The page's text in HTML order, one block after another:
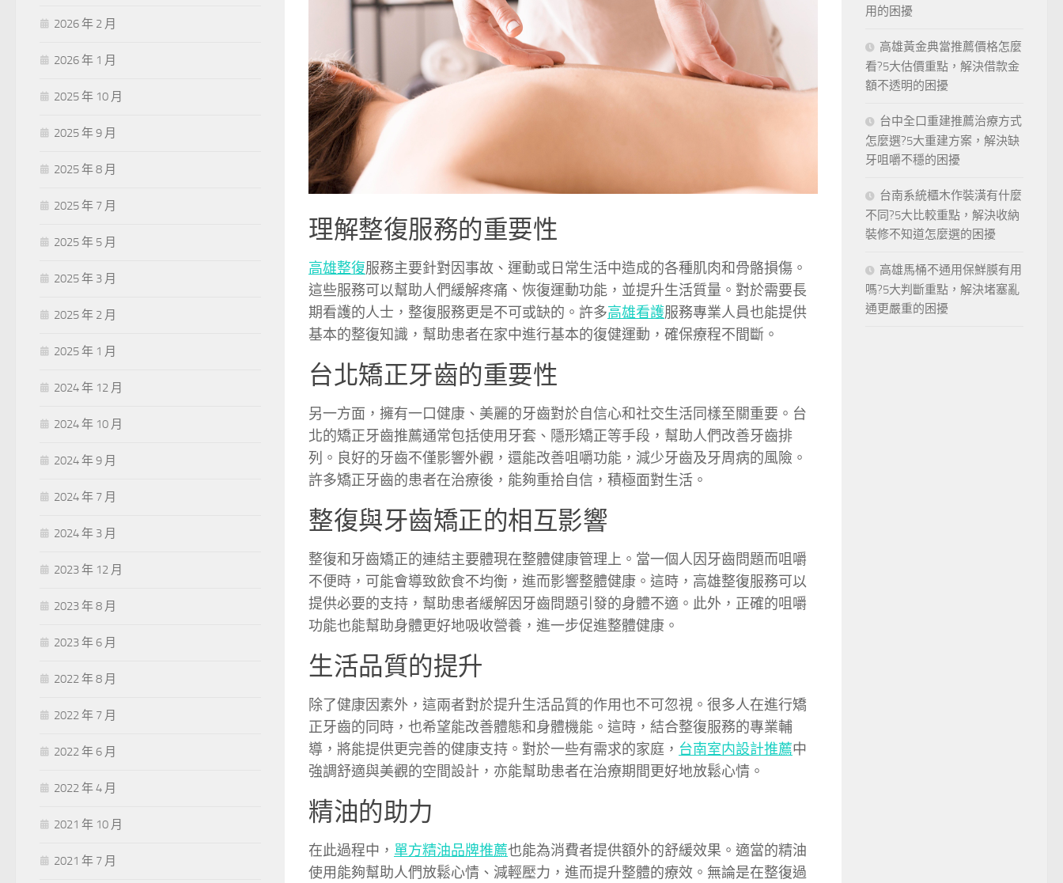
理解整復服務的重要性
高雄整復服務主要針對因事故、運動或日常生活中造成的各種肌肉和骨骼損傷。
這些服務可以幫助人們緩解疼痛、恢復運動功能，並提升生活質量。對於需要長
期看護的人士，整復服務更是不可或缺的。許多高雄看護服務專業人員也能提供
基本的整復知識，幫助患者在家中進行基本的復健運動，確保療程不間斷。
台北矯正牙齒的重要性
另一方面，擁有一口健康、美麗的牙齒對於自信心和社交生活同樣至關重要。台
北的矯正牙齒推薦通常包括使用牙套、隱形矯正等手段，幫助人們改善牙齒排
列。良好的牙齒不僅影響外觀，還能改善咀嚼功能，減少牙齒及牙周病的風險。
許多矯正牙齒的患者在治療後，能夠重拾自信，積極面對生活。
整復與牙齒矯正的相互影響
整復和牙齒矯正的連結主要體現在整體健康管理上。當一個人因牙齒問題而咀嚼
不便時，可能會導致飲食不均衡，進而影響整體健康。這時，高雄整復服務可以
提供必要的支持，幫助患者緩解因牙齒問題引發的身體不適。此外，正確的咀嚼
功能也能幫助身體更好地吸收營養，進一步促進整體健康。
生活品質的提升
除了健康因素外，這兩者對於提升生活品質的作用也不可忽視。很多人在進行矯
正牙齒的同時，也希望能改善體態和身體機能。這時，結合整復服務的專業輔
導，將能提供更完善的健康支持。對於一些有需求的家庭， 台南室内設計推薦中
強調舒適與美觀的空間設計，亦能幫助患者在治療期間更好地放鬆心情。
精油的助力
在此過程中， 單方精油品牌推薦也能為消費者提供額外的舒緩效果。適當的精油
使用能夠幫助人們放鬆心情、減輕壓力，進而提升整體的療效。無論是在整復過
2026 年 2 月
2026 年 1 月
2025 年 10 月
2025 年 9 月
2025 年 8 月
2025 年 7 月
2025 年 5 月
2025 年 3 月
2025 年 2 月
2025 年 1 月
2024 年 12 月
2024 年 10 月
2024 年 9 月
2024 年 7 月
2024 年 3 月
2023 年 12 月
2023 年 8 月
2023 年 6 月
2022 年 8 月
2022 年 7 月
2022 年 6 月
2022 年 4 月
2021 年 10 月
2021 年 7 月
用的困擾
高雄黃金典當推薦價格怎麼
看?5大估價重點，解決借款金
額不透明的困擾
台中全口重建推薦治療方式
怎麼選?5大重建方案，解決缺
牙咀嚼不穩的困擾
台南系統櫃木作裝潢有什麼
不同?5大比較重點，解決收納
裝修不知道怎麼選的困擾
高雄馬桶不通用保鮮膜有用
嗎?5大判斷重點，解決堵塞亂
通更嚴重的困擾